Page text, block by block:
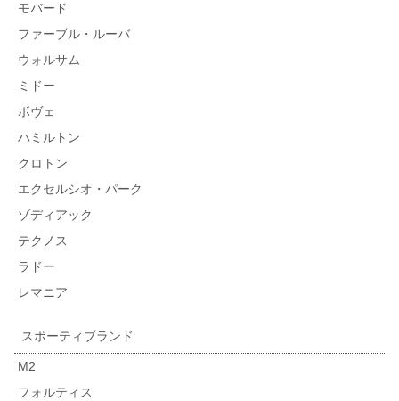
モバード
ファーブル・ルーバ
ウォルサム
ミドー
ボヴェ
ハミルトン
クロトン
エクセルシオ・パーク
ゾディアック
テクノス
ラドー
レマニア
スポーティブランド
M2
フォルティス